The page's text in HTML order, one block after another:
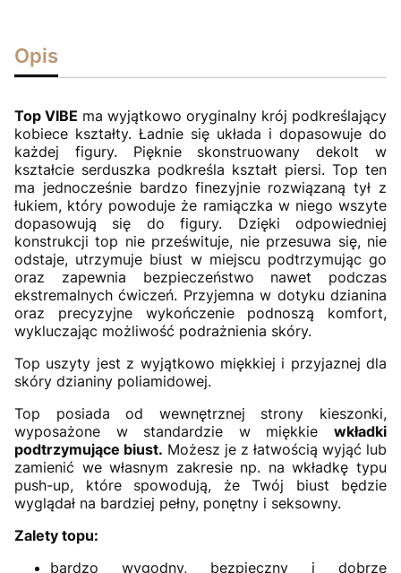
Opis
Top VIBE ma wyjątkowo oryginalny krój podkreślający
kobiece kształty. Ładnie się układa i dopasowuje do
każdej figury. Pięknie skonstruowany dekolt w
kształcie serduszka podkreśla kształt piersi. Top ten
ma jednocześnie bardzo finezyjnie rozwiązaną tył z
łukiem, który powoduje że ramiączka w niego wszyte
dopasowują się do figury. Dzięki odpowiedniej
konstrukcji top nie prześwituje, nie przesuwa się, nie
odstaje, utrzymuje biust w miejscu podtrzymując go
oraz zapewnia bezpieczeństwo nawet podczas
ekstremalnych ćwiczeń. Przyjemna w dotyku dzianina
oraz precyzyjne wykończenie podnoszą komfort,
wykluczając możliwość podrażnienia skóry.
Top uszyty jest z wyjątkowo miękkiej i przyjaznej dla
skóry dzianiny poliamidowej.
Top posiada od wewnętrznej strony kieszonki,
wyposażone w standardzie w miękkie wkładki
podtrzymujące biust. Możesz je z łatwością wyjąć lub
zamienić we własnym zakresie np. na wkładkę typu
push-up, które spowodują, że Twój biust będzie
wyglądał na bardziej pełny, ponętny i seksowny.
Zalety topu:
bardzo wygodny, bezpieczny i dobrze